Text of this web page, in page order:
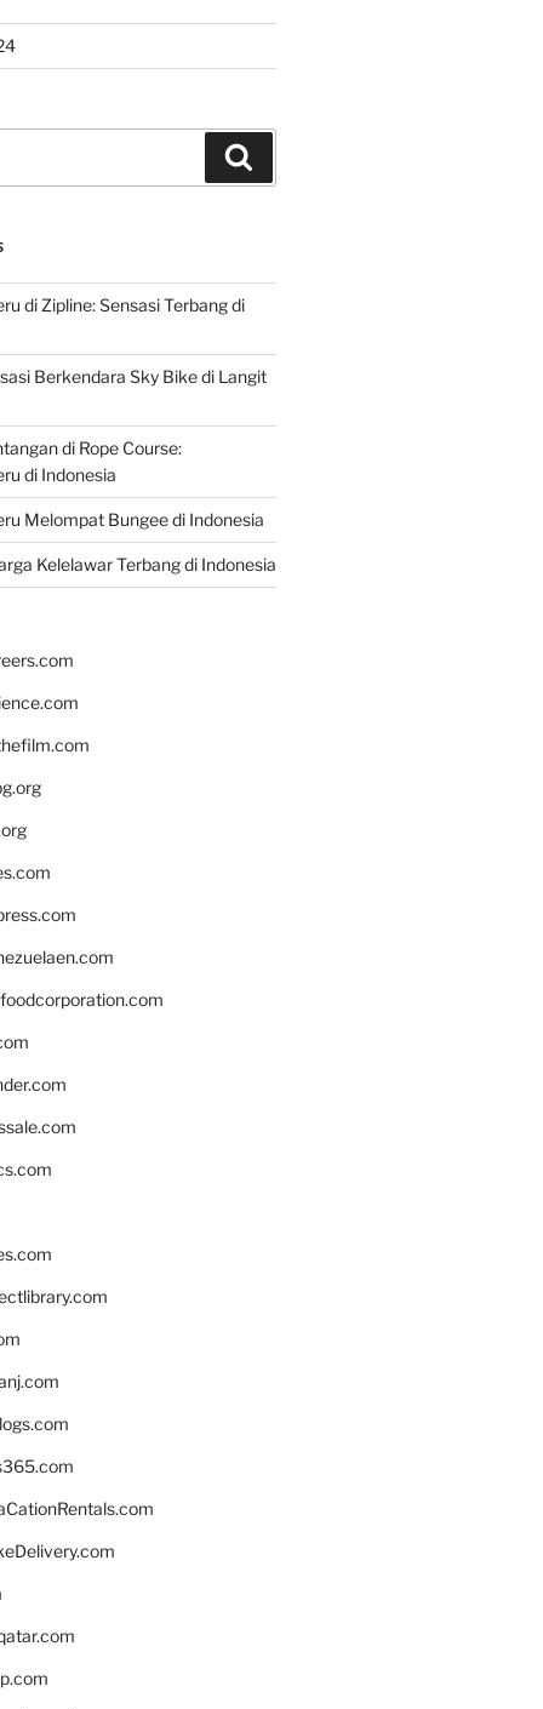
di Zipline: Sensasi Terbang di
Berkendara Sky Bike di Langit
di Rope Course:
di Indonesia
Melompat Bungee di Indonesia
Kelelawar Terbang di Indonesia